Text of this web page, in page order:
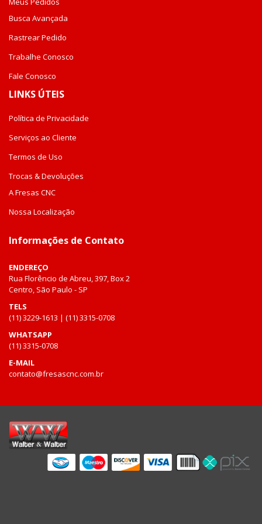
Busca Avançada
Rastrear Pedido
Trabalhe Conosco
Fale Conosco
LINKS ÚTEIS
Política de Privacidade
Serviços ao Cliente
Termos de Uso
Trocas & Devoluções
A Fresas CNC
Nossa Localização
Informações de Contato
ENDEREÇO
Rua Florêncio de Abreu, 397, Box 2
Centro, São Paulo - SP
TELS
(11) 3229-1613 | (11) 3315-0708
WHATSAPP
(11) 3315-0708
E-MAIL
contato@fresascnc.com.br